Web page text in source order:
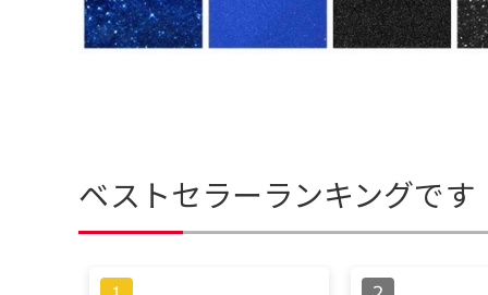
ベストセラーランキングです